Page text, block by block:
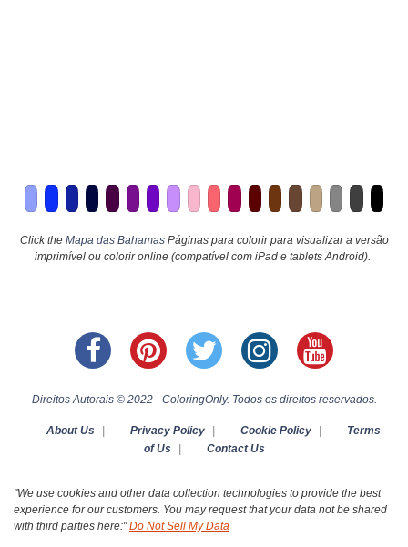
Click the Mapa das BahamasPáginas para colorir para visualizar a versão
imprimível ou colorir online (compatível com iPad e tablets Android).
Direitos Autorais © 2022 - ColoringOnly. Todos os direitos reservados.
About Us | Privacy Policy | Cookie Policy |
Terms
of Us
| Contact Us
"We use cookies and other data collection technologies to provide the best
experience for our customers. You may request that your data not be shared
with third parties here:"Do Not Sell My Data